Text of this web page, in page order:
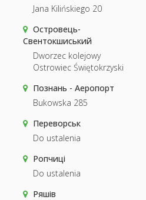
Jana Kilińskiego 20
Островець-
Свентокшиський
Dworzec kolejowy
Ostrowiec Świętokrzyski
Познань - Аеропорт
Bukowska 285
Переворськ
Do ustalenia
Ропчиці
Do ustalenia
Ряшів